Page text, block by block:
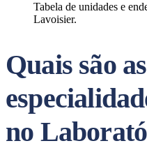
Tabela de unidades e
Lavoisier.
Quais são as
no